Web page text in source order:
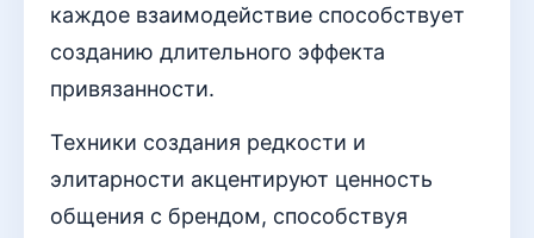
каждое взаимодействие способствует
созданию длительного эффекта
привязанности.
Техники создания редкости и
элитарности акцентируют ценность
общения с брендом, способствуя